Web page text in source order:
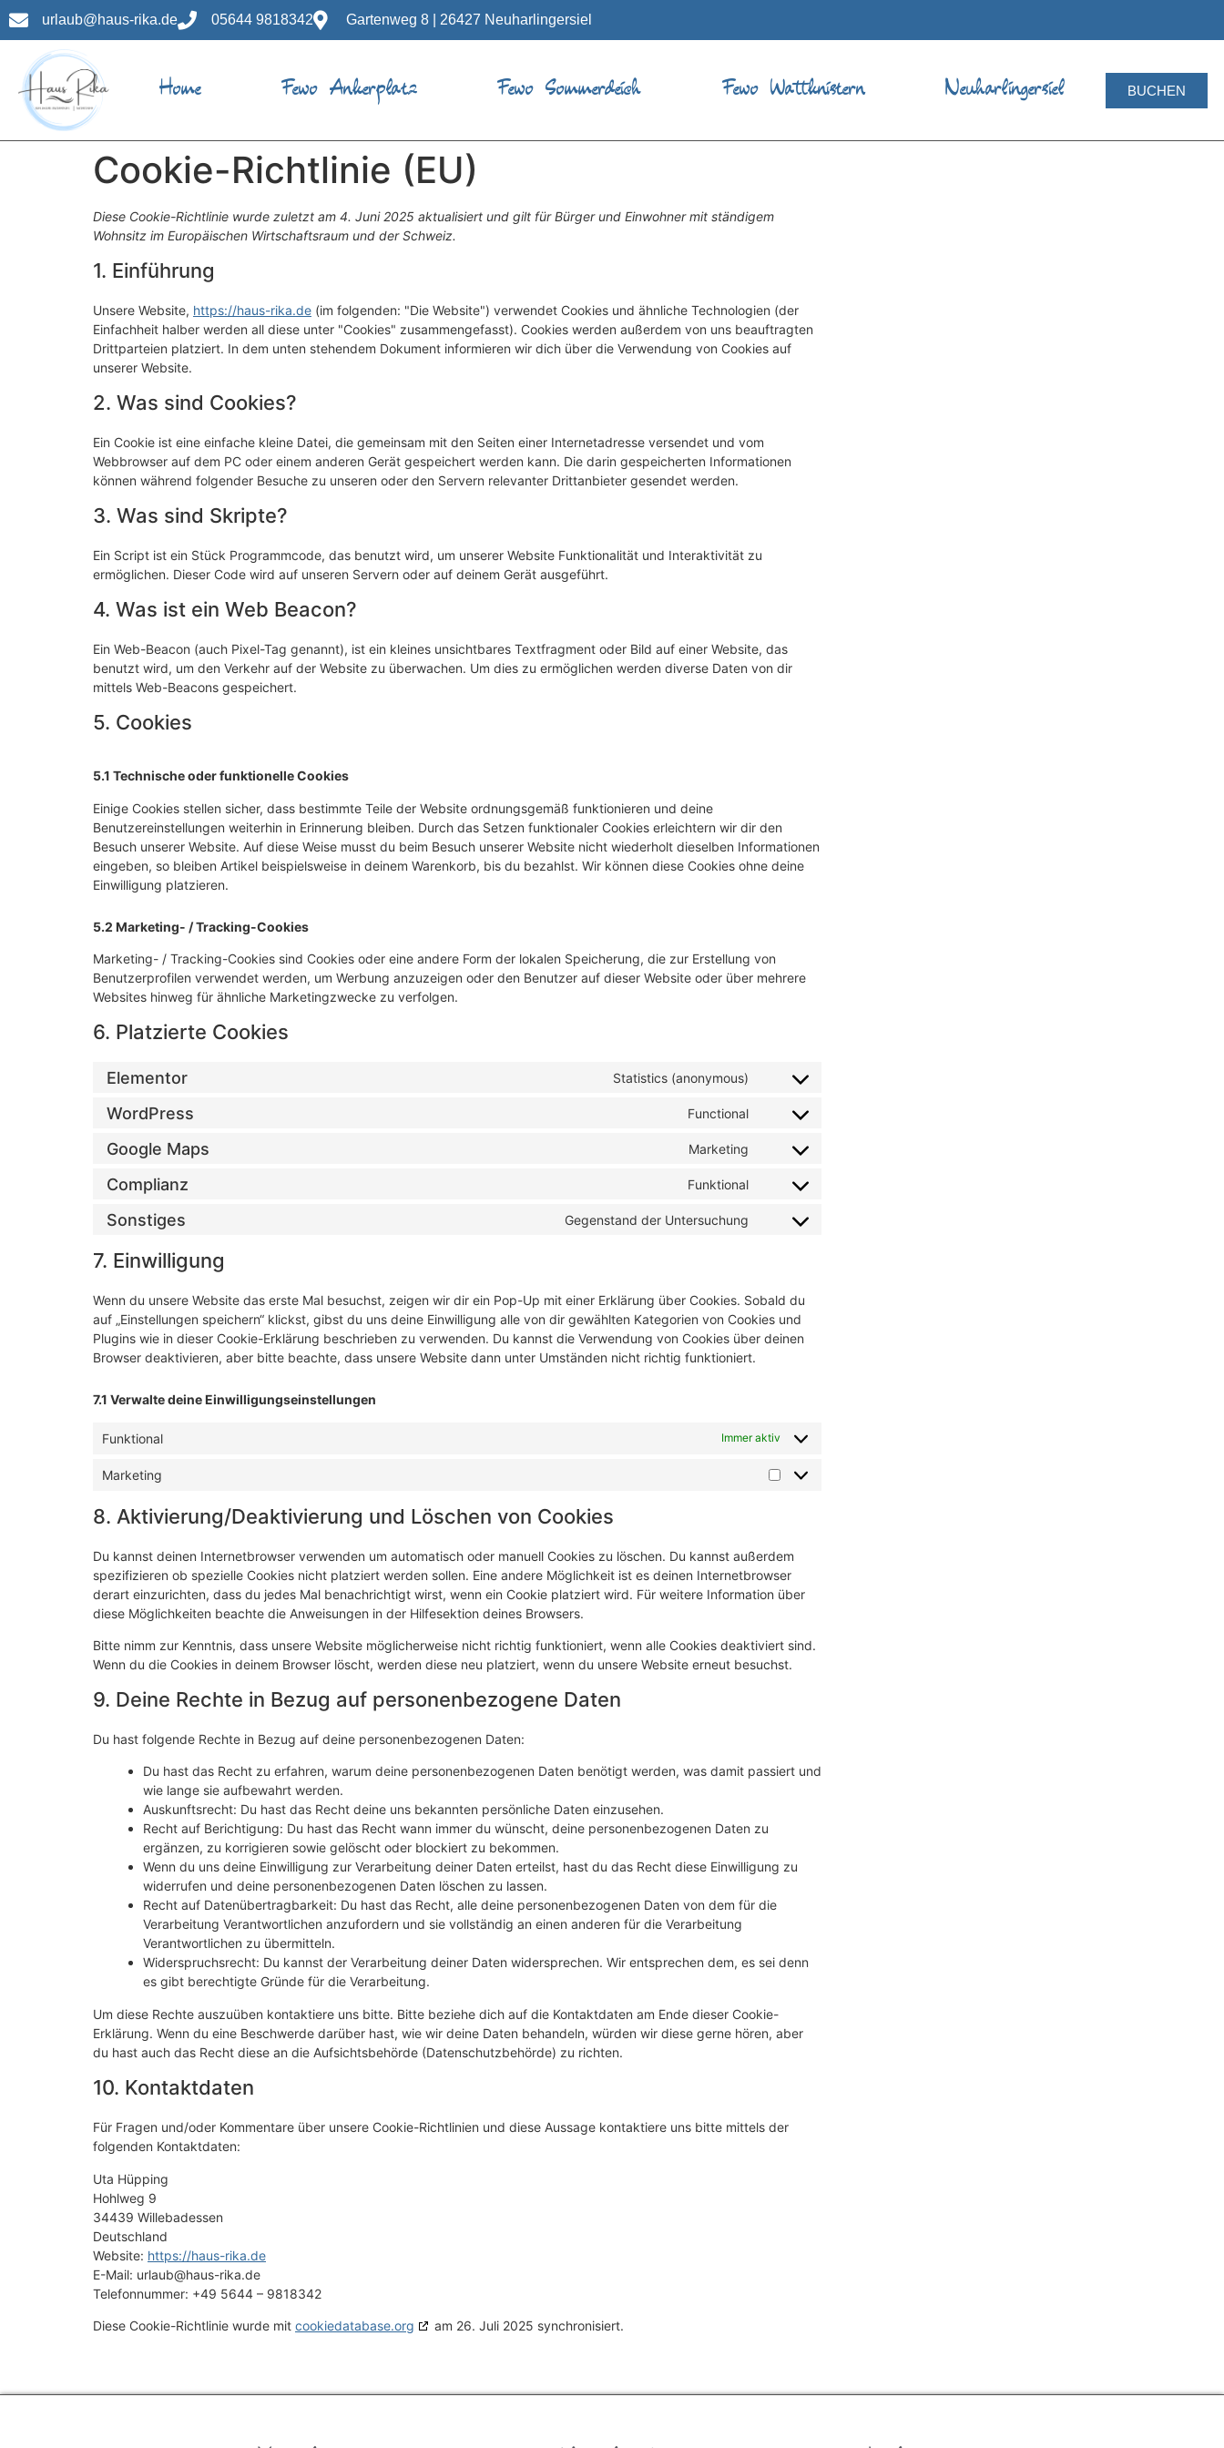
urlaub@haus-rika.de 05644 9818342 Gartenweg 8 | 26427 Neuharlingersiel
Home Fewo Ankerplatz Fewo Sommerdeich Fewo Wattknistern Neuharlingersiel BUCHEN
Cookie-Richtlinie (EU)
Diese Cookie-Richtlinie wurde zuletzt am 4. Juni 2025 aktualisiert und gilt für Bürger und Einwohner mit ständigem
Wohnsitz im Europäischen Wirtschaftsraum und der Schweiz.
1. Einführung
Unsere Website, https://haus-rika.de (im folgenden: "Die Website") verwendet Cookies und ähnliche Technologien (der
Einfachheit halber werden all diese unter "Cookies" zusammengefasst). Cookies werden außerdem von uns beauftragten
Drittparteien platziert. In dem unten stehendem Dokument informieren wir dich über die Verwendung von Cookies auf
unserer Website.
2. Was sind Cookies?
Ein Cookie ist eine einfache kleine Datei, die gemeinsam mit den Seiten einer Internetadresse versendet und vom
Webbrowser auf dem PC oder einem anderen Gerät gespeichert werden kann. Die darin gespeicherten Informationen
können während folgender Besuche zu unseren oder den Servern relevanter Drittanbieter gesendet werden.
3. Was sind Skripte?
Ein Script ist ein Stück Programmcode, das benutzt wird, um unserer Website Funktionalität und Interaktivität zu
ermöglichen. Dieser Code wird auf unseren Servern oder auf deinem Gerät ausgeführt.
4. Was ist ein Web Beacon?
Ein Web-Beacon (auch Pixel-Tag genannt), ist ein kleines unsichtbares Textfragment oder Bild auf einer Website, das
benutzt wird, um den Verkehr auf der Website zu überwachen. Um dies zu ermöglichen werden diverse Daten von dir
mittels Web-Beacons gespeichert.
5. Cookies
5.1 Technische oder funktionelle Cookies
Einige Cookies stellen sicher, dass bestimmte Teile der Website ordnungsgemäß funktionieren und deine
Benutzereinstellungen weiterhin in Erinnerung bleiben. Durch das Setzen funktionaler Cookies erleichtern wir dir den
Besuch unserer Website. Auf diese Weise musst du beim Besuch unserer Website nicht wiederholt dieselben Informationen
eingeben, so bleiben Artikel beispielsweise in deinem Warenkorb, bis du bezahlst. Wir können diese Cookies ohne deine
Einwilligung platzieren.
5.2 Marketing- / Tracking-Cookies
Marketing- / Tracking-Cookies sind Cookies oder eine andere Form der lokalen Speicherung, die zur Erstellung von
Benutzerprofilen verwendet werden, um Werbung anzuzeigen oder den Benutzer auf dieser Website oder über mehrere
Websites hinweg für ähnliche Marketingzwecke zu verfolgen.
6. Platzierte Cookies
Elementor Statistics (anonymous)
WordPress Functional
Google Maps Marketing
Complianz Funktional
Sonstiges Gegenstand der Untersuchung
7. Einwilligung
Wenn du unsere Website das erste Mal besuchst, zeigen wir dir ein Pop-Up mit einer Erklärung über Cookies. Sobald du
auf „Einstellungen speichern“ klickst, gibst du uns deine Einwilligung alle von dir gewählten Kategorien von Cookies und
Plugins wie in dieser Cookie-Erklärung beschrieben zu verwenden. Du kannst die Verwendung von Cookies über deinen
Browser deaktivieren, aber bitte beachte, dass unsere Website dann unter Umständen nicht richtig funktioniert.
7.1 Verwalte deine Einwilligungseinstellungen
Funktional Immer aktiv
Marketing
8. Aktivierung/Deaktivierung und Löschen von Cookies
Du kannst deinen Internetbrowser verwenden um automatisch oder manuell Cookies zu löschen. Du kannst außerdem
spezifizieren ob spezielle Cookies nicht platziert werden sollen. Eine andere Möglichkeit ist es deinen Internetbrowser
derart einzurichten, dass du jedes Mal benachrichtigt wirst, wenn ein Cookie platziert wird. Für weitere Information über
diese Möglichkeiten beachte die Anweisungen in der Hilfesektion deines Browsers.
Bitte nimm zur Kenntnis, dass unsere Website möglicherweise nicht richtig funktioniert, wenn alle Cookies deaktiviert sind.
Wenn du die Cookies in deinem Browser löscht, werden diese neu platziert, wenn du unsere Website erneut besuchst.
9. Deine Rechte in Bezug auf personenbezogene Daten
Du hast folgende Rechte in Bezug auf deine personenbezogenen Daten:
Du hast das Recht zu erfahren, warum deine personenbezogenen Daten benötigt werden, was damit passiert und
wie lange sie aufbewahrt werden.
Auskunftsrecht: Du hast das Recht deine uns bekannten persönliche Daten einzusehen.
Recht auf Berichtigung: Du hast das Recht wann immer du wünscht, deine personenbezogenen Daten zu
ergänzen, zu korrigieren sowie gelöscht oder blockiert zu bekommen.
Wenn du uns deine Einwilligung zur Verarbeitung deiner Daten erteilst, hast du das Recht diese Einwilligung zu
widerrufen und deine personenbezogenen Daten löschen zu lassen.
Recht auf Datenübertragbarkeit: Du hast das Recht, alle deine personenbezogenen Daten von dem für die
Verarbeitung Verantwortlichen anzufordern und sie vollständig an einen anderen für die Verarbeitung
Verantwortlichen zu übermitteln.
Widerspruchsrecht: Du kannst der Verarbeitung deiner Daten widersprechen. Wir entsprechen dem, es sei denn
es gibt berechtigte Gründe für die Verarbeitung.
Um diese Rechte auszuüben kontaktiere uns bitte. Bitte beziehe dich auf die Kontaktdaten am Ende dieser Cookie-
Erklärung. Wenn du eine Beschwerde darüber hast, wie wir deine Daten behandeln, würden wir diese gerne hören, aber
du hast auch das Recht diese an die Aufsichtsbehörde (Datenschutzbehörde) zu richten.
10. Kontaktdaten
Für Fragen und/oder Kommentare über unsere Cookie-Richtlinien und diese Aussage kontaktiere uns bitte mittels der
folgenden Kontaktdaten:
Uta Hüpping
Hohlweg 9
34439 Willebadessen
Deutschland
Website: https://haus-rika.de
E-Mail: urlaub@haus-rika.de
Telefonnummer: +49 5644 – 9818342
Diese Cookie-Richtlinie wurde mit cookiedatabase.org am 26. Juli 2025 synchronisiert.